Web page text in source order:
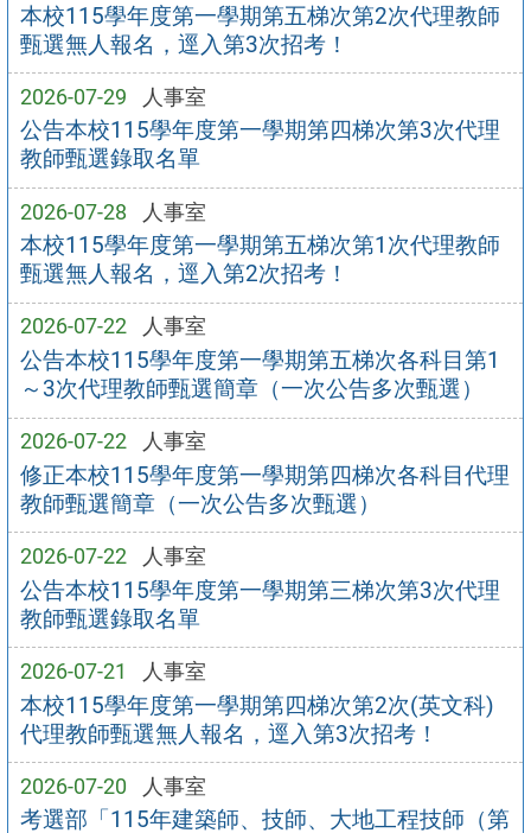
本校115學年度第一學期第五梯次第2次代理教師
甄選無人報名，逕入第3次招考！
2026-07-29 人事室
公告本校115學年度第一學期第四梯次第3次代理
教師甄選錄取名單
2026-07-28 人事室
本校115學年度第一學期第五梯次第1次代理教師
甄選無人報名，逕入第2次招考！
2026-07-22 人事室
公告本校115學年度第一學期第五梯次各科目第1
～3次代理教師甄選簡章（一次公告多次甄選）
2026-07-22 人事室
修正本校115學年度第一學期第四梯次各科目代理
教師甄選簡章（一次公告多次甄選）
2026-07-22 人事室
公告本校115學年度第一學期第三梯次第3次代理
教師甄選錄取名單
2026-07-21 人事室
本校115學年度第一學期第四梯次第2次(英文科)
代理教師甄選無人報名，逕入第3次招考！
2026-07-20 人事室
考選部「115年建築師、技師、大地工程技師（第